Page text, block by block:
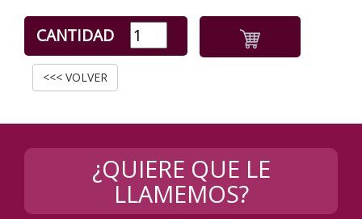
CANTIDAD
<<< VOLVER
¿QUIERE QUE LE
LLAMEMOS?